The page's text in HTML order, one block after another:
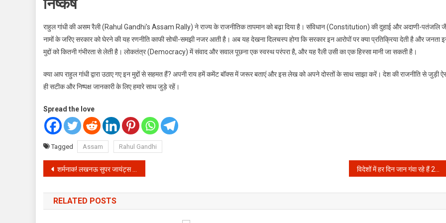
निष्कर्ष
राहुल गांधी की असम रैली (Rahul Gandhi’s Assam Rally) ने राज्य के राजनीतिक तापमान को बढ़ा दिया है। संविधान (Constitution) की दुहाई और अदाणी-पतंजलि
नामों के जरिए सरकार को घेरने की यह रणनीति काफी सोची-समझी नजर आती है। अब यह देखना दिलचस्प होगा कि सरकार इन आरोपों पर क्या प्रतिक्रिया देती है और जनता
मुद्दों को कितनी गंभीरता से लेती है। लोकतंत्र (Democracy) में संवाद और सवाल पूछना एक स्वस्थ परंपरा है, और यह रैली उसी का एक हिस्सा मानी जा सकती है।
क्या आप राहुल गांधी द्वारा उठाए गए इन मुद्दों से सहमत हैं? अपनी राय हमें कमेंट बॉक्स में जरूर बताएं और इस लेख को अपने दोस्तों के साथ साझा करें। देश की राजनीति से जुड़ी
ही सटीक और निष्पक्ष जानकारी के लिए हमारे साथ जुड़े रहें।
Spread the love
Tagged Assam Rahul Gandhi
Post
navigation
शर्मनाक! लखनऊ सुपर जायंट्स और दिल्ली कैपिटल्स के मैच में भिड़े क्रिकेट फैंस, वायरल वीडियो ने सबको चौंकाया
RELATED POSTS